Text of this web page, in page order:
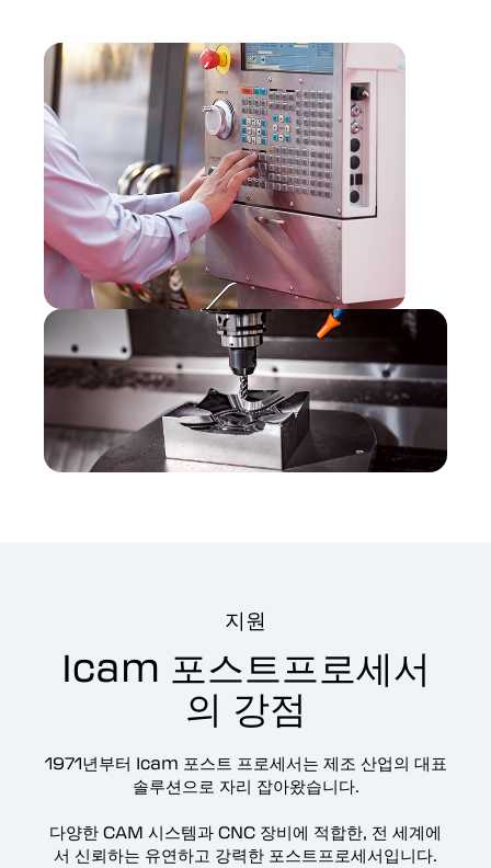
지원
Icam 포스트프로세서
의 강점
1971년부터 Icam 포스트 프로세서는 제조 산업의 대표
솔루션으로 자리 잡아왔습니다.
다양한 CAM 시스템과 CNC 장비에 적합한, 전 세계에
서 신뢰하는 유연하고 강력한 포스트프로세서입니다.